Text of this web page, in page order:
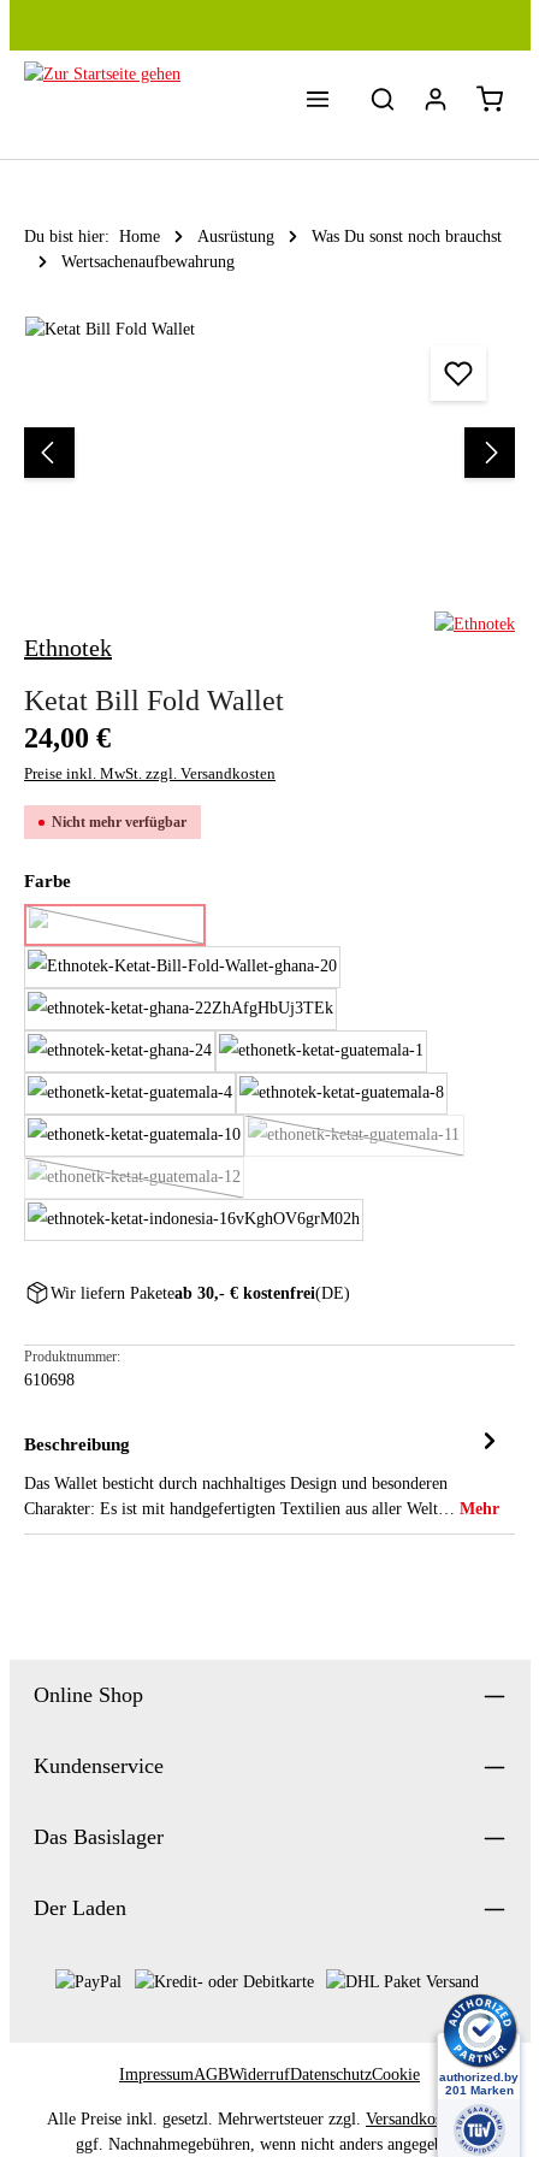
Du bist hier: Home Ausrüstung
Was Du sonst noch brauchst
Wertsachenaufbewahrung
Bildergalerie überspringen
Ethnotek
Ketat Bill Fold Wallet
Regulärer Preis:
24,00 €
Preise inkl. MwSt. zzgl. Versandkosten
Nicht mehr verfügbar
Farbeauswählen
eco black
(Diese Option ist zurzeit nicht verfügbar.)
ghana 24 guatemala 1
guatemala 4 guatemala 8
guatemala 10 guatemala 11
(Diese Option ist zurzeit
guatemala 12
(Diese Option ist zurzeit nicht verfügbar.)
indonesia 16
Wir liefern Paketeab 30,- € kostenfrei(DE)
Produktnummer:
610698
Beschreibung
Das Wallet besticht durch nachhaltiges Design und besonderen
Charakter: Es ist mit handgefertigten Textilien aus aller Welt… Mehr
Online Shop
Kundenservice
Das Basislager
Der Laden
ImpressumAGBWiderrufDatenschutzCookie
Alle Preise inkl. gesetzl. Mehrwertsteuer zzgl. Versandkostenund
ggf. Nachnahmegebühren, wenn nicht anders angegeben.